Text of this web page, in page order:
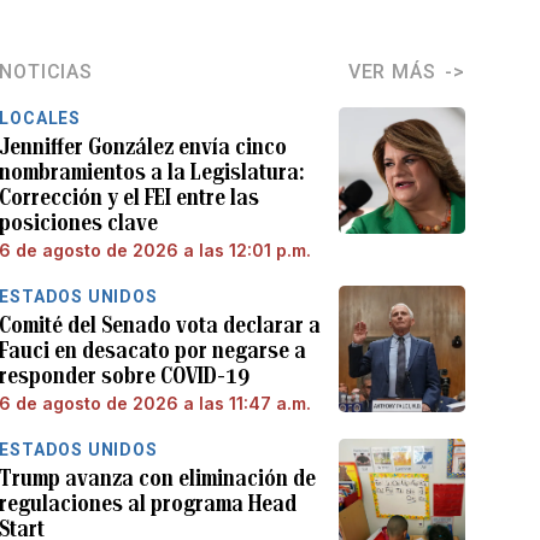
NOTICIAS VER MÁS
LOCALES
Jenniffer González envía cinco
nombramientos a la Legislatura:
Corrección y el FEI entre las
posiciones clave
6 de agosto de 2026 a las 12:01 p.m.
ESTADOS UNIDOS
Comité del Senado vota declarar a
Fauci en desacato por negarse a
responder sobre COVID-19
6 de agosto de 2026 a las 11:47 a.m.
ESTADOS UNIDOS
Trump avanza con eliminación de
regulaciones al programa Head
Start